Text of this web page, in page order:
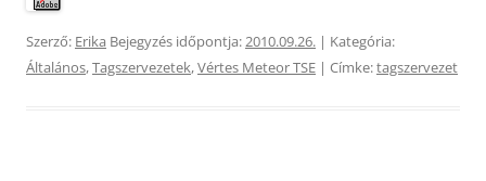
Szerző: Erika Bejegyzés időpontja: 2010.09.26. | Kategória:
Általános,Tagszervezetek,Vértes Meteor TSE | Címke:tagszervezet